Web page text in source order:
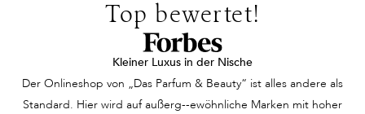
Top bewertet!
Kleiner Luxus in der Nische
Der Onlineshop von „Das Parfum & Beauty“ ist alles andere als
Standard. Hier wird auf außerg--ewöhnliche Marken mit hoher